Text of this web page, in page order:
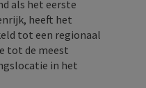
als het eerste
heeft het
tot een regionaal
tot de meest
in het